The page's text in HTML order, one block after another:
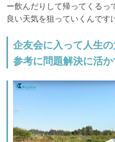
ー飲んだりして帰ってくるっ
良い天気を狙っていくんです
企友会に入って人生
参考に問題解決に活